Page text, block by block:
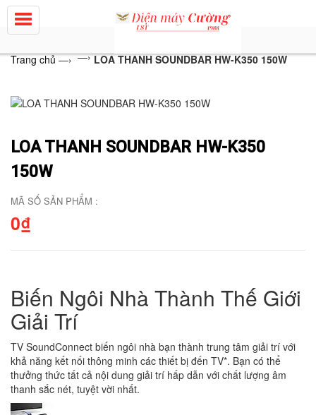
Trang chủ—› —› LOA THANH SOUNDBAR HW-K350 150W
LOA THANH SOUNDBAR HW-K350
150W
MÃ SỐ SẢN PHẨM :
0₫
Biến Ngôi Nhà Thành Thế Giới
Giải Trí
TV SoundConnect biến ngôi nhà bạn thành trung tâm giải trí với
khả năng kết nối thông minh các thiết bị đến TV*. Bạn có thể
thưởng thức tất cả nội dung giải trí hấp dẫn với chất lượng âm
thanh sắc nét, tuyệt vời nhất.